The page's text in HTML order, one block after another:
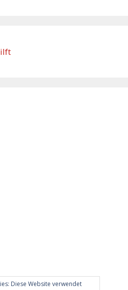
Diese Website verwendet